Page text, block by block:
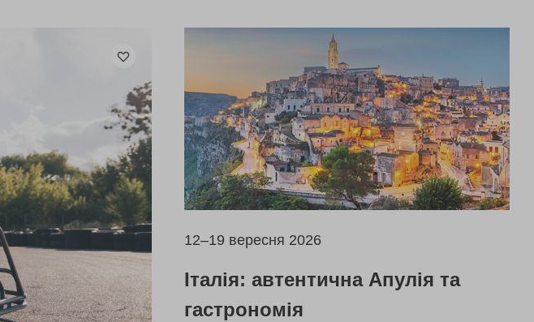
12–19 вересня 2026
Італія: автентична Апулія та
гастрономія